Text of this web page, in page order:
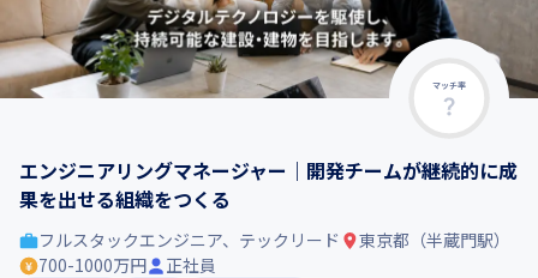
マッチ率
エンジニアリングマネージャー｜開発チームが継続的に成
果を出せる組織をつくる
フルスタックエンジニア、テックリード
東京都（半蔵門駅）
700-1000万円
正社員